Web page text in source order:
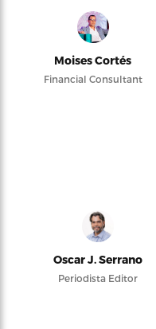
Moises Cortés
Financial Consultant
Oscar J. Serrano
Periodista Editor